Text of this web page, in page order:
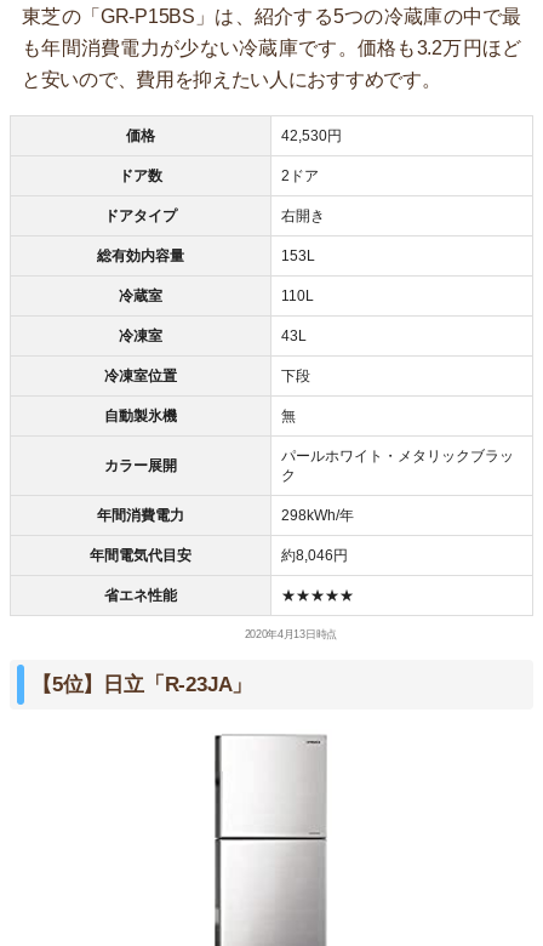
東芝の「GR-P15BS」は、紹介する5つの冷蔵庫の中で最
も年間消費電力が少ない冷蔵庫です。価格も3.2万円ほど
と安いので、費用を抑えたい人におすすめです。
価格 42,530円
ドア数 2ドア
ドアタイプ 右開き
総有効内容量 153L
冷蔵室 110L
冷凍室 43L
冷凍室位置 下段
自動製氷機 無
カラー展開
パールホワイト・メタリックブラッ
ク
年間消費電力 298kWh/年
年間電気代目安 約8,046円
省エネ性能 ★★★★★
2020年4月13日時点
【5位】日立「R-23JA」